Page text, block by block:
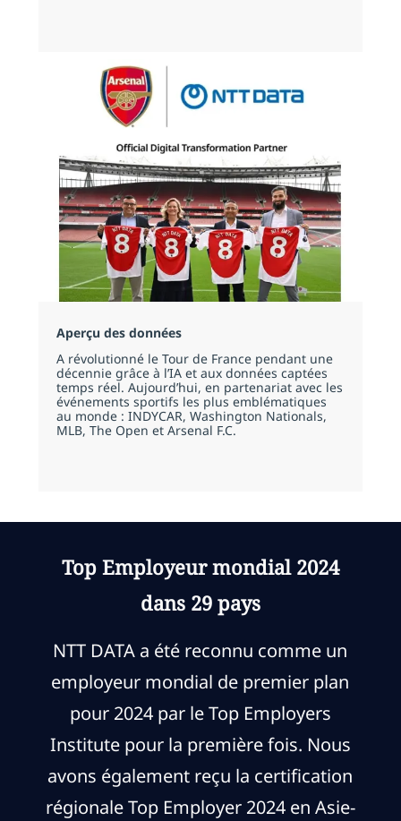
Aperçu des données
A révolutionné le Tour de France pendant une
décennie grâce à l’IA et aux données captées
temps réel. Aujourd’hui, en partenariat avec les
événements sportifs les plus emblématiques
au monde : INDYCAR, Washington Nationals,
MLB, The Open et Arsenal F.C.
Top Employeur mondial 2024
dans 29 pays
NTT DATA a été reconnu comme un
employeur mondial de premier plan
pour 2024 par le Top Employers
Institute pour la première fois. Nous
avons également reçu la certification
régionale Top Employer 2024 en Asie-